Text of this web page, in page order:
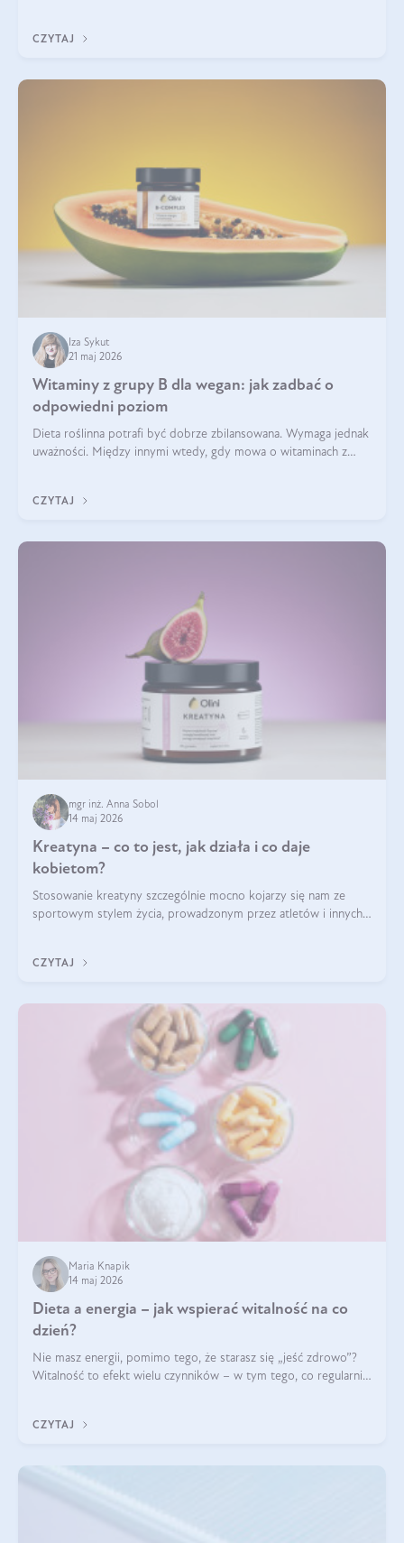
CZYTAJ
Iza Sykut
21 maj 2026
Witaminy z grupy B dla wegan: jak zadbać o
odpowiedni poziom
Dieta roślinna potrafi być dobrze zbilansowana. Wymaga jednak
uważności. Między innymi wtedy, gdy mowa o witaminach z
CZYTAJ
mgr inż. Anna Sobol
14 maj 2026
Kreatyna – co to jest, jak działa i co daje
kobietom?
Stosowanie kreatyny szczególnie mocno kojarzy się nam ze
sportowym stylem życia, prowadzonym przez atletów i innych
zwiększa masę
CZYTAJ
Maria Knapik
14 maj 2026
Dieta a energia – jak wspierać witalność na co
dzień?
Nie masz energii, pomimo tego, że starasz się „jeść zdrowo”?
Witalność to efekt wielu czynników – w tym tego, co regularnie
CZYTAJ